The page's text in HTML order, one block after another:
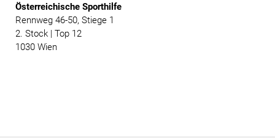
Österreichische Sporthilfe
Rennweg 46-50, Stiege 1
2. Stock | Top 12
1030 Wien